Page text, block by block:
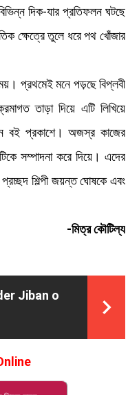
দিক-যার প্রতিফলন ঘটছে
ক্ষেত্রে তুলে ধরে পথ খোঁজার
প্রথমেই মনে পড়ছে বিপ্লবী
তাড়া দিয়ে এটি লিখিয়ে
বই প্রকাশে। অজস্র কাজের
সম্পাদনা করে দিয়ে। এদের
শিল্পী জয়ন্ত ঘােষকে এবং
-মিত্র কৌটিল্য
Jiban o